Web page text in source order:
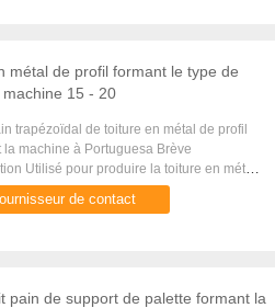
métal de profil formant le type de
15 - 20
trapézoïdal de toiture en métal de profil
la machine à Portuguesa Brève
Utilisé pour produire la toiture en métal
des profils trapézoïdaux au besoin,
connu ...
de contact
pain de support de palette formant la